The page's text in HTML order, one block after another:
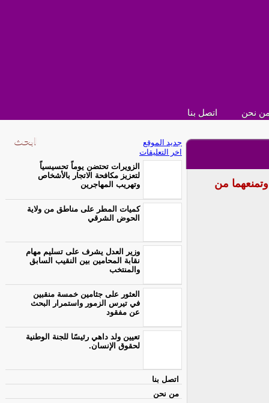
نحن اتصل بنا
من
جديد الموقع
اخر التعليقات
الزويرات تحتضن يوماً تحسيسياً
لتعزيز مكافحة الاتجار بالأشخاص
وتهريب المهاجرين
كميات المطر على مناطق من ولاية
الحوض الشرقي
وزير العدل يشرف على تسليم مهام
نقابة المحامين بين النقيب السابق
والمنتخب
العثور على جثامين خمسة منقبين
في تيرس الزمور واستمرار البحث
عن مفقود
تعيين ولد داهي رئيسًا للجنة الوطنية
لحقوق الإنسان.
اتصل بنا
من نحن